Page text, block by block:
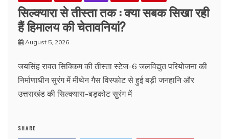
सिल्क्यारा से तीस्ता तक : क्या सबक सिखा रही
हैं हिमालय की चेतावनियां?
August 5, 2026
जयसिंह रावत सिक्किम की तीस्ता स्टेज-6 जलविद्युत परियोजना की
निर्माणाधीन सुरंग में मीथेन गैस विस्फोट से हुई बड़ी जनहानि और
उत्तराखंड की सिल्क्यारा-बड़कोट सुरंग में
SHARE